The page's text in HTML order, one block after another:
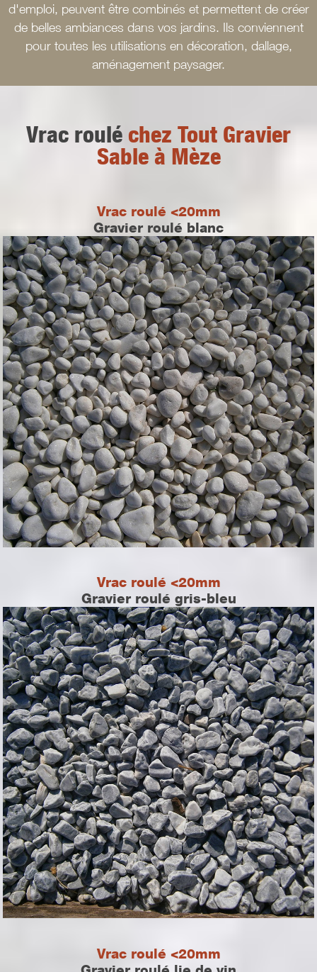
d'emploi, peuvent être combinés et permettent de créer
de belles ambiances dans vos jardins. Ils conviennent
pour toutes les utilisations en décoration, dallage,
aménagement paysager.
Vrac roulé chez Tout Gravier
Sable à Mèze
Vrac roulé <20mm
Gravier roulé blanc
Vrac roulé <20mm
Gravier roulé gris-bleu
Vrac roulé <20mm